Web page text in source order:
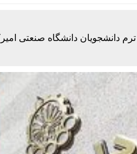
ترم دانشجویان دانشگاه صنعتی